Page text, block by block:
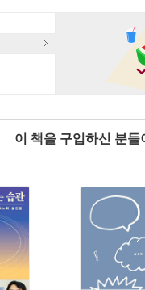
이 책을 구입하신 분